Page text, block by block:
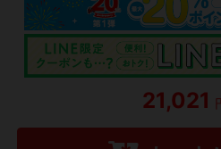
21,021